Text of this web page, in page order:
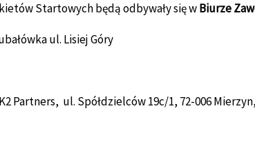
Startowych będą odbywały się wBiurze
ul. Lisiej Góry
Partners, ul. Spółdzielców 19c/1, 72-006 Mierzyn,